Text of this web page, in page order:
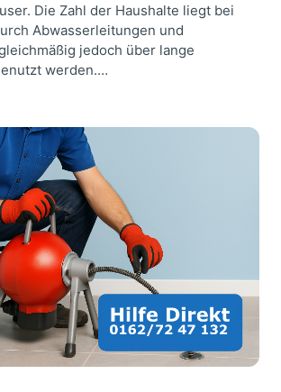
Die Zahl der Haushalte liegt bei
Abwasserleitungen und
jedoch über lange
werden.…